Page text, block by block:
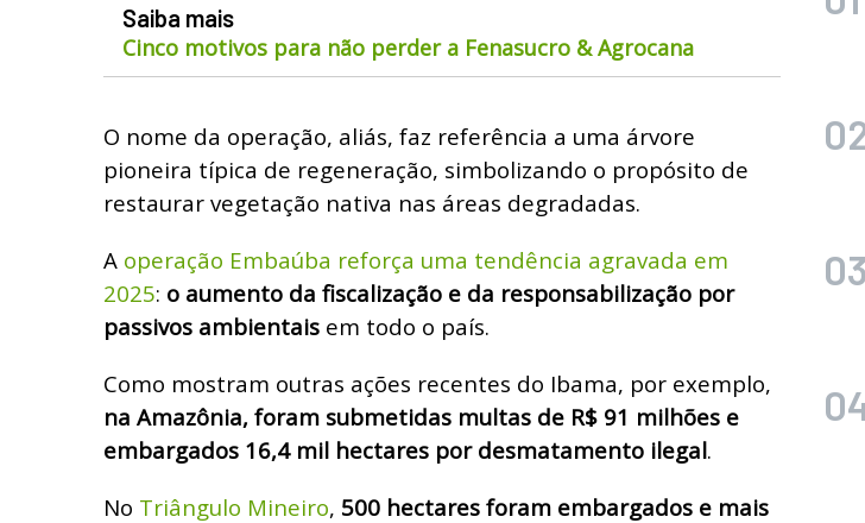
Saiba mais
Cinco motivos para não perder a Fenasucro & Agrocana
O nome da operação, aliás, faz referência a uma árvore
pioneira típica de regeneração, simbolizando o propósito de
restaurar vegetação nativa nas áreas degradadas.
A operação Embaúba reforça uma tendência agravada em
2025: o aumento da fiscalização e da responsabilização por
passivos ambientais em todo o país.
Como mostram outras ações recentes do Ibama, por exemplo,
na Amazônia, foram submetidas multas de R$ 91 milhões e
embargados 16,4 mil hectares por desmatamento ilegal.
No Triângulo Mineiro, 500 hectares foram embargados e mais